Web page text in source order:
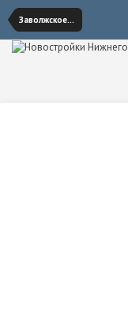
Заволжское направление